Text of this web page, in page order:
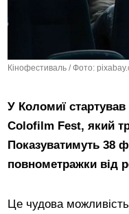
Кінофестиваль / Фото:
У Коломиї
Colofilm Fest, який
Показуватимуть 38
повнометражки від
Це чудова